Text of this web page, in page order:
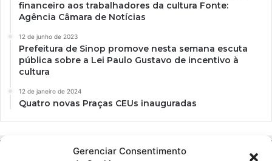
Gerenciar Consentimento
financeiro aos trabalhadores da cultura Fonte:
Agência Câmara de Notícias
12 de junho de 2023
Prefeitura de Sinop promove nesta semana escuta
pública sobre a Lei Paulo Gustavo de incentivo à
cultura
12 de janeiro de 2024
Quatro novas Praças CEUs inauguradas